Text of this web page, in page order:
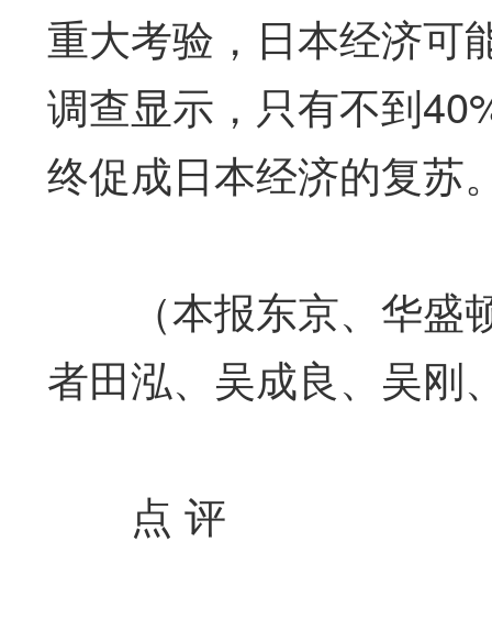
重大考验，日本经济可
调查显示，只有不到
终促成日本经济的复苏
（本报东京、华盛
者田泓、吴成良、吴刚
点 评